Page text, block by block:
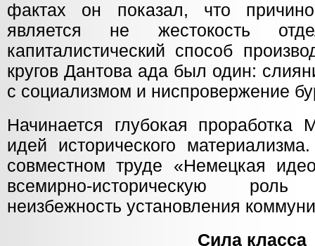
фактах он показал, что
является не жестокость
капиталистический способ
кругов Дантова ада был один:
с социализмом и ниспровержение
Начинается глубокая проработка
идей исторического
совместном труде «Немецкая
всемирно-историческую
неизбежность установления
Сила класса